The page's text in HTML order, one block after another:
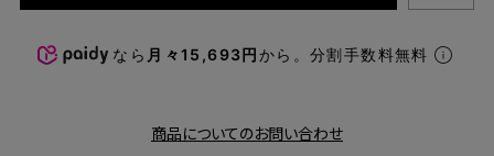
なら 月々15,693円から。分割手数料無料
商品についてのお問い合わせ